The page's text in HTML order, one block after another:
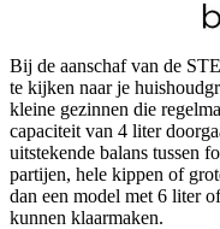
Bij de aanschaf van de
te kijken naar je
kleine gezinnen die
capaciteit van 4 liter
uitstekende balans tussen
partijen, hele kippen of
dan een model met 6 liter
kunnen klaarmaken.